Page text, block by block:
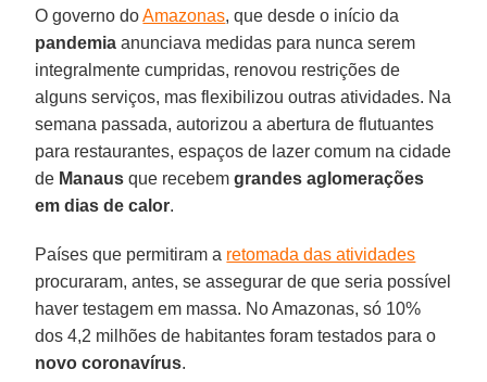
O governo doAmazonas, que desde o início da
pandemia anunciava medidas para nunca serem
integralmente cumpridas, renovou restrições de
alguns serviços, mas flexibilizou outras atividades. Na
semana passada, autorizou a abertura de flutuantes
para restaurantes, espaços de lazer comum na cidade
de Manaus que recebemgrandes aglomerações
em dias de calor.
Países que permitiram a retomada das atividades
procuraram, antes, se assegurar de que seria possível
haver testagem em massa. No Amazonas, só 10%
dos 4,2 milhões de habitantes foram testados para o
novo coronavírus.